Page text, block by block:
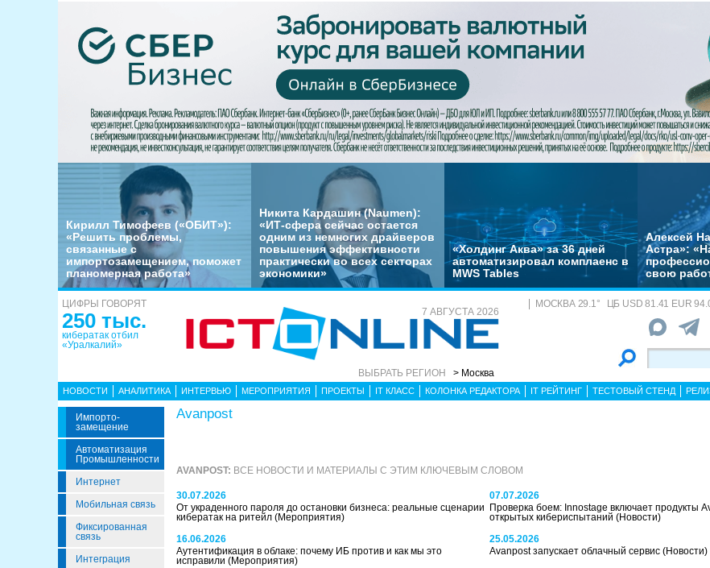
Кирилл Тимофеев («ОБИТ»):
«Решить проблемы,
связанные с
импортозамещением, поможет
планомерная работа»
Никита Кардашин (Naumen):
«ИТ-сфера сейчас остается
одним из немногих драйверов
повышения эффективности
практически во всех секторах
экономики»
«Холдинг Аква» за 36 дней
автоматизировал комплаенс в
MWS Tables
Алексей
Астра»:
свою
ЦИФРЫ ГОВОРЯТ
250 тыс.
кибератак отбил
«Уралкалий»
7 АВГУСТА 2026
ВЫБРАТЬ РЕГИОН > Москва
МОСКВА 29.1° ЦБ USD 81.41 EUR
НОВОСТИ АНАЛИТИКА ИНТЕРВЬЮ МЕРОПРИЯТИЯ ПРОЕКТЫ IT КЛАСС КОЛОНКА РЕДАКТОРА IT РЕЙТИНГ ТЕСТОВЫЙ СТЕНД
Импорто­
Замещение
Автоматизация
Промышленности
Интернет
Мобильная связь
Фиксированная
связь
Интеграция
Avanpost
AVANPOST: ВСЕ НОВОСТИ И МАТЕРИАЛЫ С ЭТИМ КЛЮЧЕВЫМ СЛОВОМ
30.07.2026
От украденного пароля до остановки бизнеса: реальные сценарии
кибератак на ритейл (Мероприятия)
07.07.2026
Проверка боем: Innostage включает продукты
открытых кибериспытаний (Новости)
16.06.2026
Аутентификация в облаке: почему ИБ против и как мы это
исправили (Мероприятия)
25.05.2026
Avanpost запускает облачный сервис (Новости)